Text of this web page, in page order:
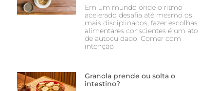
Em um mundo onde o ritmo
acelerado desafia até mesmo os
mais disciplinados, fazer escolhas
alimentares conscientes é um ato
de autocuidado. Comer com
intenção
Granola prende ou solta o
intestino?